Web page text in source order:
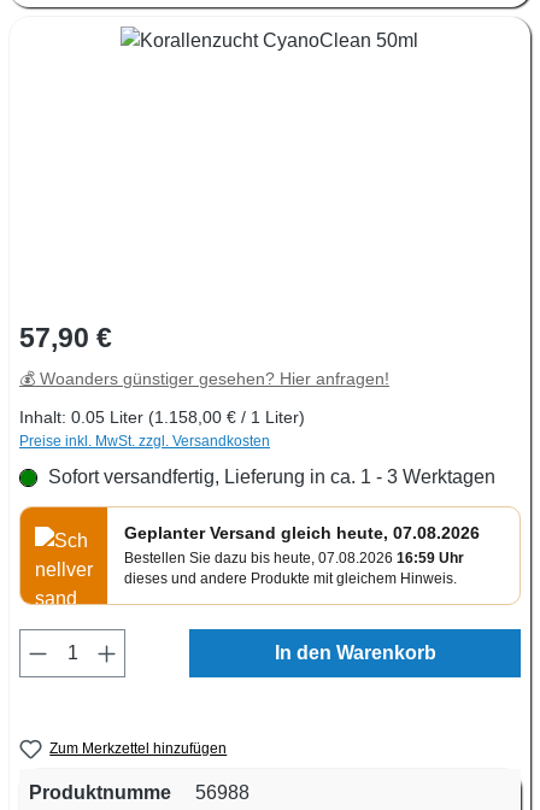
Bildergalerie überspringen
Regulärer Preis:
57,90 €
💰 Woanders günstiger gesehen? Hier anfragen!
Inhalt: 0.05 Liter (1.158,00 € / 1 Liter)
Preise inkl. MwSt. zzgl. Versandkosten
Sofort versandfertig, Lieferung in ca. 1 - 3 Werktagen
Geplanter Versand gleich heute, 07.08.2026
Bestellen Sie dazu bis heute, 07.08.2026 16:59 Uhr
dieses und andere Produkte mit gleichem Hinweis.
Produkt Anzahl: Gib den gewünschten
In den Warenkorb
Zum Merkzettel hinzufügen
Produktnumme
56988